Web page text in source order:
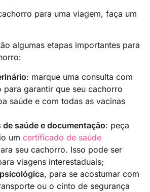
para uma viagem, faça um
algumas etapas importantes para
: marque uma consulta com
para garantir que seu cachorro
saúde e com todas as vacinas
saúde e documentação: peça
um certificado de saúde
seu cachorro. Isso pode ser
viagens interestaduais;
a, para se acostumar com
ou o cinto de segurança